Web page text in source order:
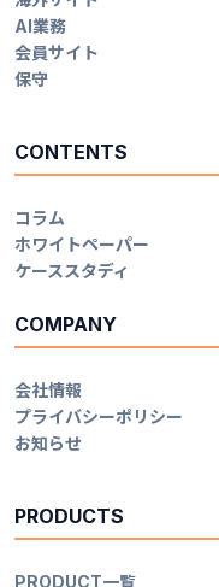
AI業務
会員サイト
保守
CONTENTS
コラム
ホワイトペーパー
ケーススタディ
COMPANY
会社情報
プライバシーポリシー
お知らせ
PRODUCTS
PRODUCT一覧